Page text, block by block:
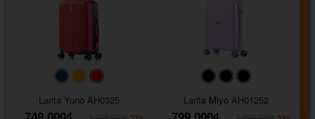
#093f69#ffa500
Larita Yuno AH0325
#000000#000000
Larita Miyo AH01252